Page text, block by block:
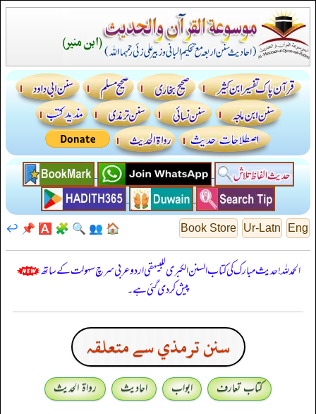
Eng
Ur-Latn
Book Store
🏠
👥
🔍
🧩
🅰️
📌
↩️
الحمدللہ! حدیث مبارک کی کتاب السنن الكبرى للبيهقي اردو عربی سرچ سہولت کے ساتھ
پیش کر دی گئی ہے۔
سنن ترمذي سے متعلقہ
کتاب تعارف ابواب احادیث
رواۃ الحدیث